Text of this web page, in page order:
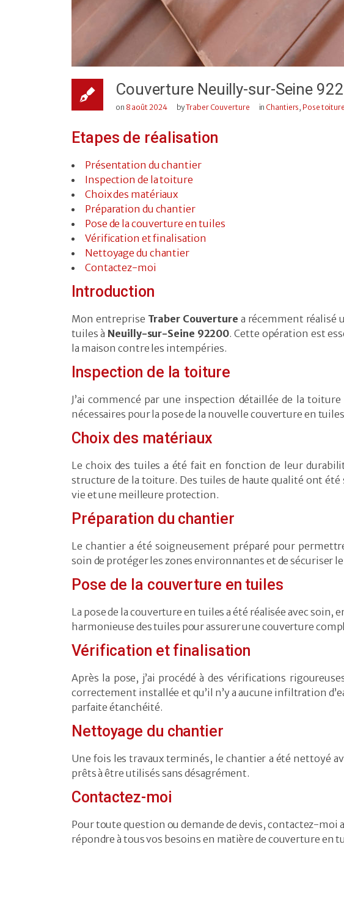
Couverture Neuilly-sur-Seine
on 8 août 2024 byTraber Couverture in Chantiers, Pose toiture
Etapes de réalisation
Présentation du chantier
Inspection de la toiture
Choix des matériaux
Préparation du chantier
Pose de la couverture en tuiles
Vérification et finalisation
Nettoyage du chantier
Contactez-moi
Introduction
Mon entreprise Traber Couverture a récemment réalisé
tuiles à Neuilly-sur-Seine 92200. Cette opération est
la maison contre les intempéries.
Inspection de la toiture
J’ai commencé par une inspection détaillée de la
nécessaires pour la pose de la nouvelle couverture en
Choix des matériaux
Le choix des tuiles a été fait en fonction de leur
structure de la toiture. Des tuiles de haute qualité ont
vie et une meilleure protection.
Préparation du chantier
Le chantier a été soigneusement préparé pour
soin de protéger les zones environnantes et de sécuriser
Pose de la couverture en tuiles
La pose de la couverture en tuiles a été réalisée avec
harmonieuse des tuiles pour assurer une couverture
Vérification et finalisation
Après la pose, j’ai procédé à des vérifications
correctement installée et qu’il n’y a aucune infiltration
parfaite étanchéité.
Nettoyage du chantier
Une fois les travaux terminés, le chantier a été nettoyé
prêts à être utilisés sans désagrément.
Contactez-moi
Pour toute question ou demande de devis, contactez-moi
répondre à tous vos besoins en matière de couverture en